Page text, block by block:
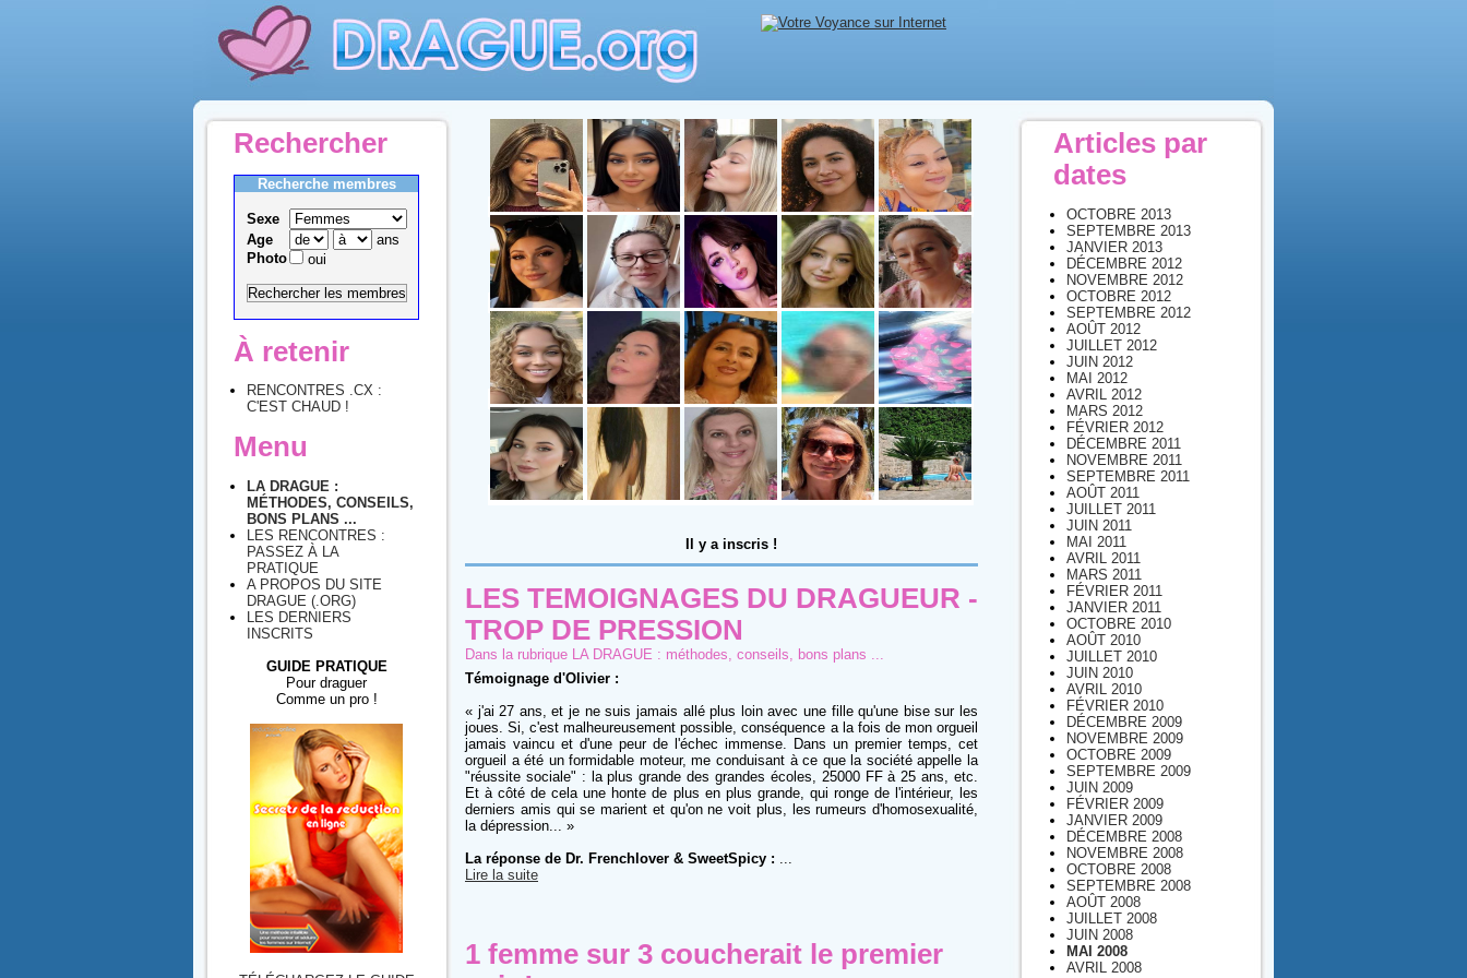
Rechercher
Recherche membres
Sexe
Age
ans
Photo
oui
À retenir
RENCONTRES .CX :
C'EST CHAUD !
Menu
LA DRAGUE :
MÉTHODES, CONSEILS,
BONS PLANS ...
LES RENCONTRES :
PASSEZ À LA
PRATIQUE
A PROPOS DU SITE
DRAGUE (.ORG)
LES DERNIERS
INSCRITS
GUIDE PRATIQUE
Pour draguer
Comme un pro !
Il y a inscris !
LES TEMOIGNAGES DU DRAGUEUR -
TROP DE PRESSION
Dans la rubrique LA DRAGUE : méthodes, conseils, bons plans ...
Témoignage d'Olivier :
« j'ai 27 ans, et je ne suis jamais allé plus loin avec une fille qu'une bise sur les
joues. Si, c'est malheureusement possible, conséquence a la fois de mon orgueil
jamais vaincu et d'une peur de l'échec immense. Dans un premier temps, cet
orgueil a été un formidable moteur, me conduisant à ce que la société appelle la
"réussite sociale" : la plus grande des grandes écoles, 25000 FF à 25 ans, etc.
Et à côté de cela une honte de plus en plus grande, qui ronge de l'intérieur, les
derniers amis qui se marient et qu'on ne voit plus, les rumeurs d'homosexualité,
la dépression... »
La réponse de Dr. Frenchlover & SweetSpicy :
Lire la suite
1 femme sur 3 coucherait le premier
Articles par
dates
OCTOBRE 2013
SEPTEMBRE 2013
JANVIER 2013
DÉCEMBRE 2012
NOVEMBRE 2012
OCTOBRE 2012
SEPTEMBRE 2012
AOÛT 2012
JUILLET 2012
JUIN 2012
MAI 2012
AVRIL 2012
MARS 2012
FÉVRIER 2012
DÉCEMBRE 2011
NOVEMBRE 2011
SEPTEMBRE 2011
AOÛT 2011
JUILLET 2011
JUIN 2011
MAI 2011
AVRIL 2011
MARS 2011
FÉVRIER 2011
JANVIER 2011
OCTOBRE 2010
AOÛT 2010
JUILLET 2010
JUIN 2010
AVRIL 2010
FÉVRIER 2010
DÉCEMBRE 2009
NOVEMBRE 2009
OCTOBRE 2009
SEPTEMBRE 2009
JUIN 2009
FÉVRIER 2009
JANVIER 2009
DÉCEMBRE 2008
NOVEMBRE 2008
OCTOBRE 2008
SEPTEMBRE 2008
AOÛT 2008
JUILLET 2008
JUIN 2008
MAI 2008
AVRIL 2008